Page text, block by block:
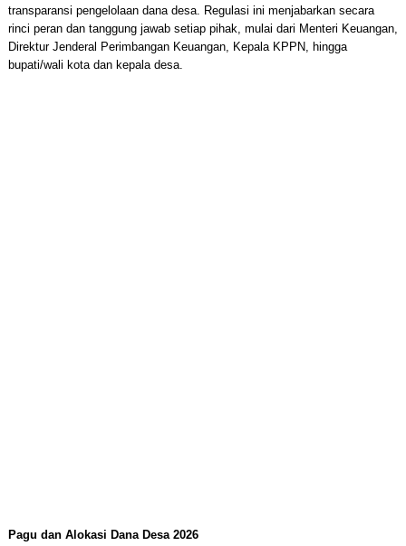
transparansi pengelolaan dana desa. Regulasi ini menjabarkan secara
rinci peran dan tanggung jawab setiap pihak, mulai dari Menteri Keuangan,
Direktur Jenderal Perimbangan Keuangan, Kepala KPPN, hingga
bupati/wali kota dan kepala desa.
Pagu dan Alokasi Dana Desa 2026